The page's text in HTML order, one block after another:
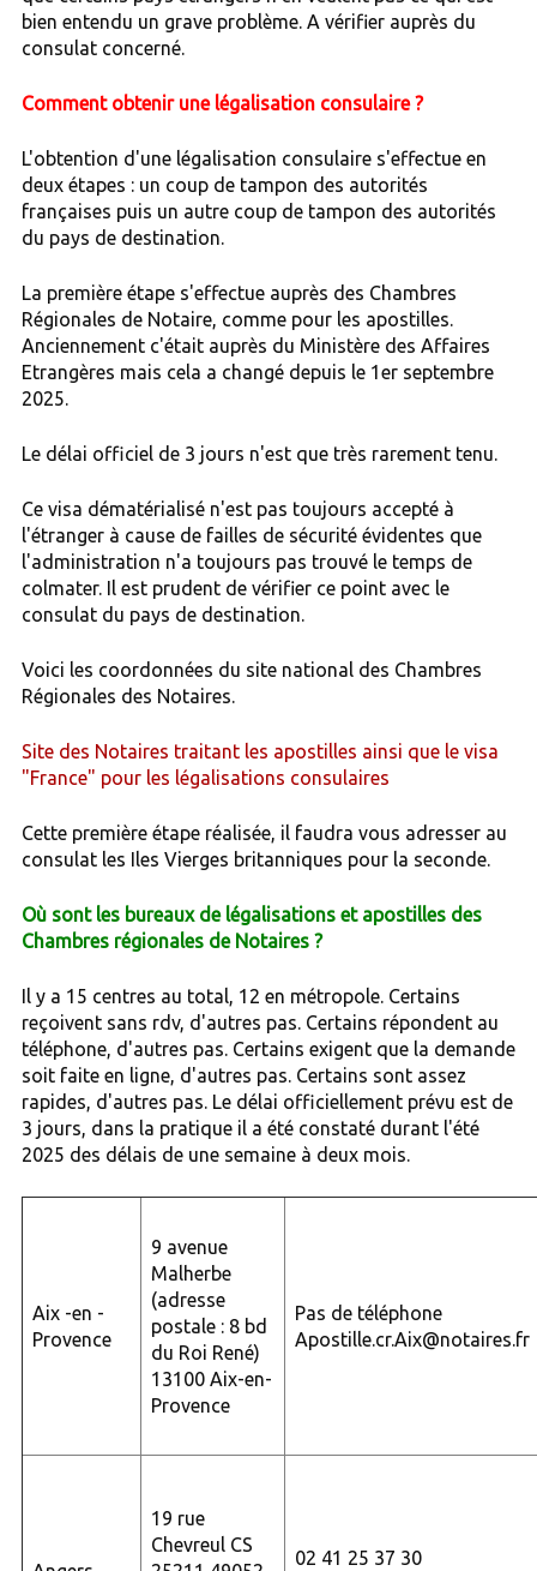
bien entendu un grave problème. A vérifier auprès du
consulat concerné.
Comment obtenir une légalisation consulaire ?
L'obtention d'une légalisation consulaire s'effectue en
deux étapes : un coup de tampon des autorités
françaises puis un autre coup de tampon des autorités
du pays de destination.
La première étape s'effectue auprès des Chambres
Régionales de Notaire, comme pour les apostilles.
Anciennement c'était auprès du Ministère des Affaires
Etrangères mais cela a changé depuis le 1er septembre
2025.
Le délai officiel de 3 jours n'est que très rarement tenu.
Ce visa dématérialisé n'est pas toujours accepté à
l'étranger à cause de failles de sécurité évidentes que
l'administration n'a toujours pas trouvé le temps de
colmater. Il est prudent de vérifier ce point avec le
consulat du pays de destination.
Voici les coordonnées du site national des Chambres
Régionales des Notaires.
Site des Notaires traitant les apostilles ainsi que le visa
"France" pour les légalisations consulaires
Cette première étape réalisée, il faudra vous adresser au
consulat les Iles Vierges britanniques pour la seconde.
Où sont les bureaux de légalisations et apostilles des
Chambres régionales de Notaires ?
Il y a 15 centres au total, 12 en métropole. Certains
reçoivent sans rdv, d'autres pas. Certains répondent au
téléphone, d'autres pas. Certains exigent que la demande
soit faite en ligne, d'autres pas. Certains sont assez
rapides, d'autres pas. Le délai officiellement prévu est de
3 jours, dans la pratique il a été constaté durant l'été
2025 des délais de une semaine à deux mois.
Aix -en -
Provence
9 avenue
Malherbe
(adresse
postale : 8 bd
du Roi René)
13100 Aix-en-
Provence
Pas de téléphone
Apostille.cr.Aix@notaires.fr
19 rue
Chevreul CS
02 41 25 37 30